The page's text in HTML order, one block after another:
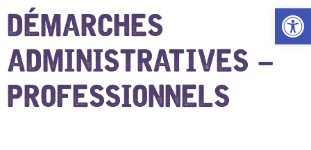
DÉMARCHES
ADMINISTRATIVES –
PROFESSIONNELS